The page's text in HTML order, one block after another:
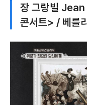
장 그랑빌
콘서트> / 베를